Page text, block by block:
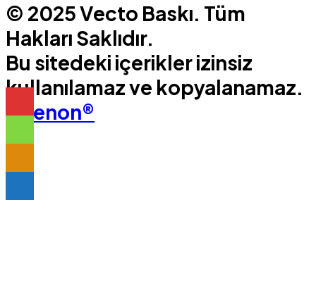
© 2025 Vecto Baskı. Tüm
Hakları Saklıdır.
Bu sitedeki içerikler izinsiz
kullanılamaz ve kopyalanamaz.
Pixenon®